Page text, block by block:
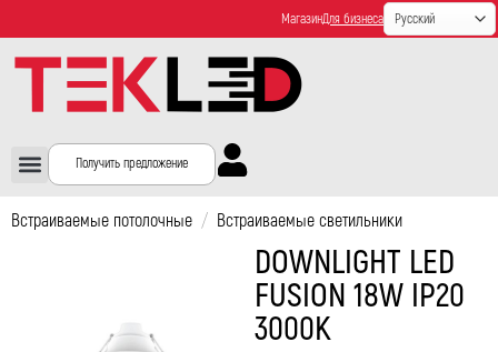
МагазинДля бизнеса
Получить предложение
Встраиваемые потолочные / Встраиваемые светильники
DOWNLIGHT LED
FUSION 18W IP20
3000K